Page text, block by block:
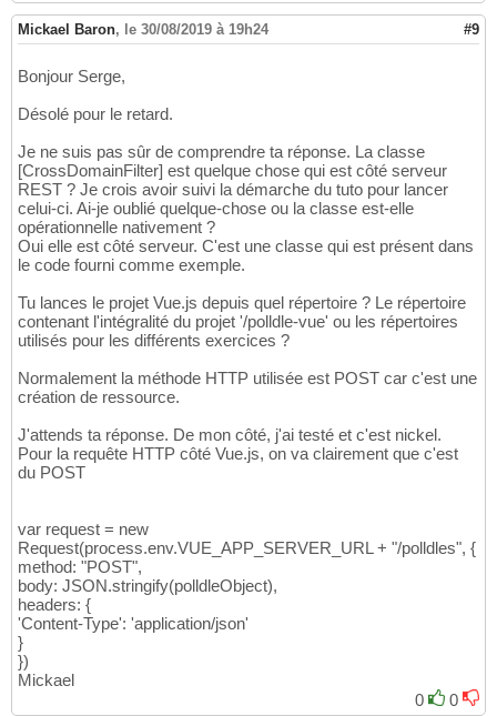
Mickael Baron, le 30/08/2019 à 19h24 #9
Bonjour Serge,
Désolé pour le retard.
Je ne suis pas sûr de comprendre ta réponse. La classe
[CrossDomainFilter] est quelque chose qui est côté serveur
REST ? Je crois avoir suivi la démarche du tuto pour lancer
celui-ci. Ai-je oublié quelque-chose ou la classe est-elle
opérationnelle nativement ?
Oui elle est côté serveur. C'est une classe qui est présent dans
le code fourni comme exemple.
Tu lances le projet Vue.js depuis quel répertoire ? Le répertoire
contenant l'intégralité du projet '/polldle-vue' ou les répertoires
utilisés pour les différents exercices ?
Normalement la méthode HTTP utilisée est POST car c'est une
création de ressource.
J'attends ta réponse. De mon côté, j'ai testé et c'est nickel.
Pour la requête HTTP côté Vue.js, on va clairement que c'est
du POST
var request = new
Request(process.env.VUE_APP_SERVER_URL + "/polldles", {
method: "POST",
body: JSON.stringify(polldleObject),
headers: {
'Content-Type': 'application/json'
}
})
Mickael
0
0